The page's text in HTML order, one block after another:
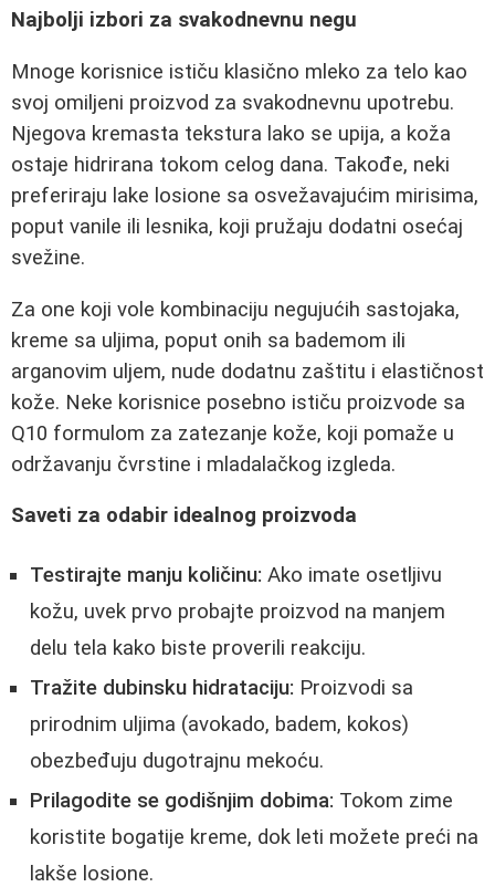
Najbolji izbori za svakodnevnu negu
Mnoge korisnice ističu klasično mleko za telo kao
svoj omiljeni proizvod za svakodnevnu upotrebu.
Njegova kremasta tekstura lako se upija, a koža
ostaje hidrirana tokom celog dana. Takođe, neki
preferiraju lake losione sa osvežavajućim mirisima,
poput vanile ili lesnika, koji pružaju dodatni osećaj
svežine.
Za one koji vole kombinaciju negujućih sastojaka,
kreme sa uljima, poput onih sa bademom ili
arganovim uljem, nude dodatnu zaštitu i elastičnost
kože. Neke korisnice posebno ističu proizvode sa
Q10 formulom za zatezanje kože, koji pomaže u
održavanju čvrstine i mladalačkog izgleda.
Saveti za odabir idealnog proizvoda
Testirajte manju količinu: Ako imate osetljivu
kožu, uvek prvo probajte proizvod na manjem
delu tela kako biste proverili reakciju.
Tražite dubinsku hidrataciju: Proizvodi sa
prirodnim uljima (avokado, badem, kokos)
obezbeđuju dugotrajnu mekoću.
Prilagodite se godišnjim dobima: Tokom zime
koristite bogatije kreme, dok leti možete preći na
lakše losione.